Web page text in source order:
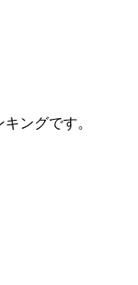
ングです。